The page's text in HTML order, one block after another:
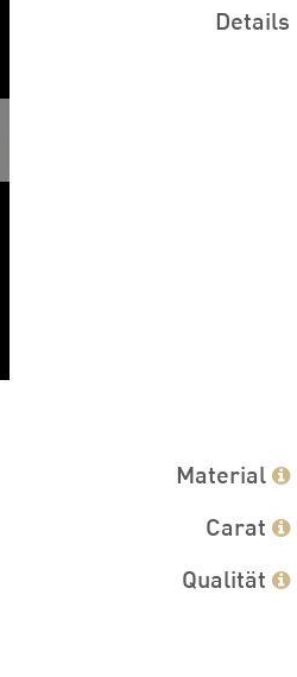
Details
Material
Carat
Qualität